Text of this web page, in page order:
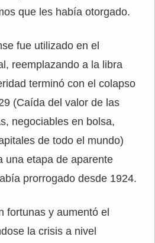
que les había otorgado.
fue utilizado en el
reemplazando a la libra
terminó con el colapso
(Caída del valor de las
negociables en bolsa,
de todo el mundo)
una etapa de aparente
prorrogado desde 1924.
fortunas y aumentó el
la crisis a nivel